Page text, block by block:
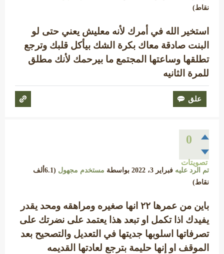
نقاط)
استخير الله في أمرك لأنه معليش يعني حتى لو
البنت صادقة معاك بكرة الشك بيأكل قلبك وترجع
تطلقها وساعتها المجتمع ما بيرحمك لأنك مطلق
للمرة الثانيه
0
تصويتات
تم الرد عليه فبراير 3، 2022 بواسطة مستخدم مجهول (6.1ألف
نقاط)
باين من عمرها ٢٢ انها صغيره ومراهقه ومحد يقدر
يفيدك اذا تكمل او تبعد هذا يعتمد على نضرتك على
تصرفاتها اسلوبها جديتها في التعديل والتصحيح بعد
الموقف او إنها حليمة بترجع لعادتها القديمه